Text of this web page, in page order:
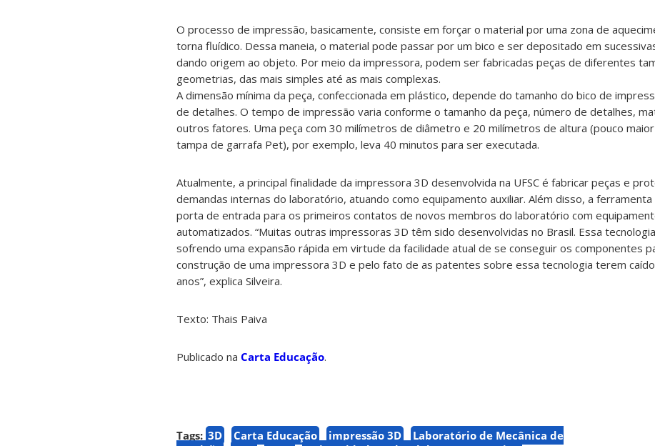
O processo de impressão, basicamente, consiste em forçar o material por uma zona de
torna fluídico. Dessa maneia, o material pode passar por um bico e ser depositado em
dando origem ao objeto. Por meio da impressora, podem ser fabricadas peças de diferentes
geometrias, das mais simples até as mais complexas.
A dimensão mínima da peça, confeccionada em plástico, depende do tamanho do bico de
de detalhes. O tempo de impressão varia conforme o tamanho da peça, número de detalhes,
outros fatores. Uma peça com 30 milímetros de diâmetro e 20 milímetros de altura (pouco
tampa de garrafa Pet), por exemplo, leva 40 minutos para ser executada.
Atualmente, a principal finalidade da impressora 3D desenvolvida na UFSC é fabricar peças e
demandas internas do laboratório, atuando como equipamento auxiliar. Além disso, a
porta de entrada para os primeiros contatos de novos membros do laboratório com
automatizados. “Muitas outras impressoras 3D têm sido desenvolvidas no Brasil. Essa
sofrendo uma expansão rápida em virtude da facilidade atual de se conseguir os componentes
construção de uma impressora 3D e pelo fato de as patentes sobre essa tecnologia terem caído
anos”, explica Silveira.
Texto: Thais Paiva
Publicado na Carta Educação.
Tags: 3D Carta Educação impressão 3D
Laboratório de Mecânica de